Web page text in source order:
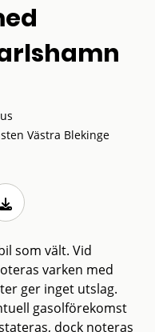
Västra Blekinge
som vält. Vid
varken med
ger inget utslag.
gasolförekomst
dock noteras